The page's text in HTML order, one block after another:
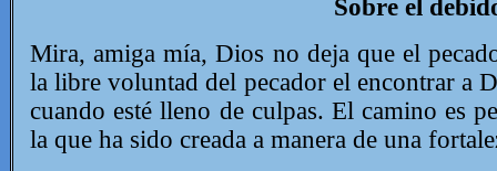
Sobre el
Mira, amiga mía, Dios no deja que el
la libre voluntad del pecador el encontrar a
cuando esté lleno de culpas. El camino es
la que ha sido creada a manera de una